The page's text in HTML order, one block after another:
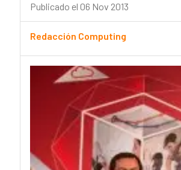
Publicado el 06 Nov 2013
Redacción Computing